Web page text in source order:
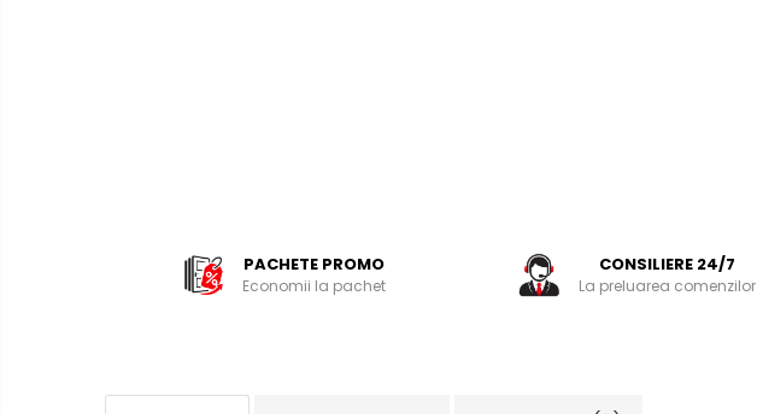
PACHETE PROMO
Economii la pachet
CONSILIERE 24/7
La preluarea comenzilor